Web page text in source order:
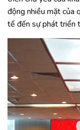
động nhiều mặt của
tế đến sự phát triển